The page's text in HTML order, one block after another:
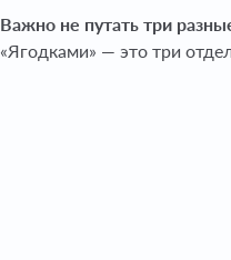
Важно не путать три
«Ягодками» — это три